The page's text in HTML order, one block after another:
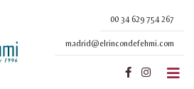
00 34 629 754 267
madrid@elrincondefehmi.com